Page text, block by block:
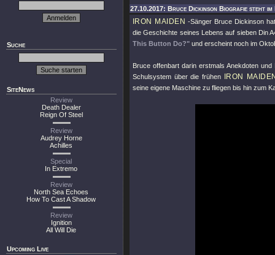
Suche
SiteNews
Review
Death Dealer
Reign Of Steel
Review
Audrey Horne
Achilles
Special
In Extremo
Review
North Sea Echoes
How To Cast A Shadow
Review
Ignition
All Will Die
Upcoming Live
27.10.2017: Bruce Dickinson Biografie steht im
IRON MAIDEN -Sänger Bruce Dickinson
die Geschichte seines Lebens auf sieben Din
This Button Do?" und erscheint noch im
Bruce offenbart darin erstmals Anekdoten
Schulsystem über die frühen
IRON
seine eigene Maschine zu fliegen bis hin zum